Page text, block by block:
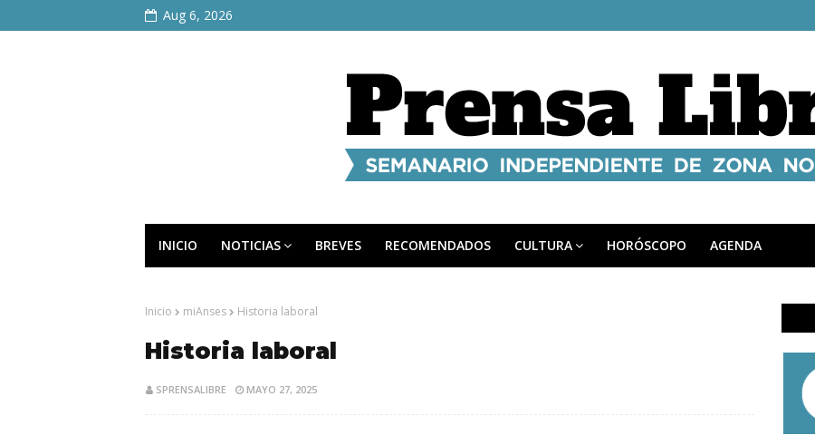
Aug 6, 2026
INICIO NOTICIAS BREVES RECOMENDADOS CULTURA HORÓSCOPO AGENDA
Inicio miAnses Historia laboral
Historia laboral
SPRENSALIBRE MAYO 27, 2025